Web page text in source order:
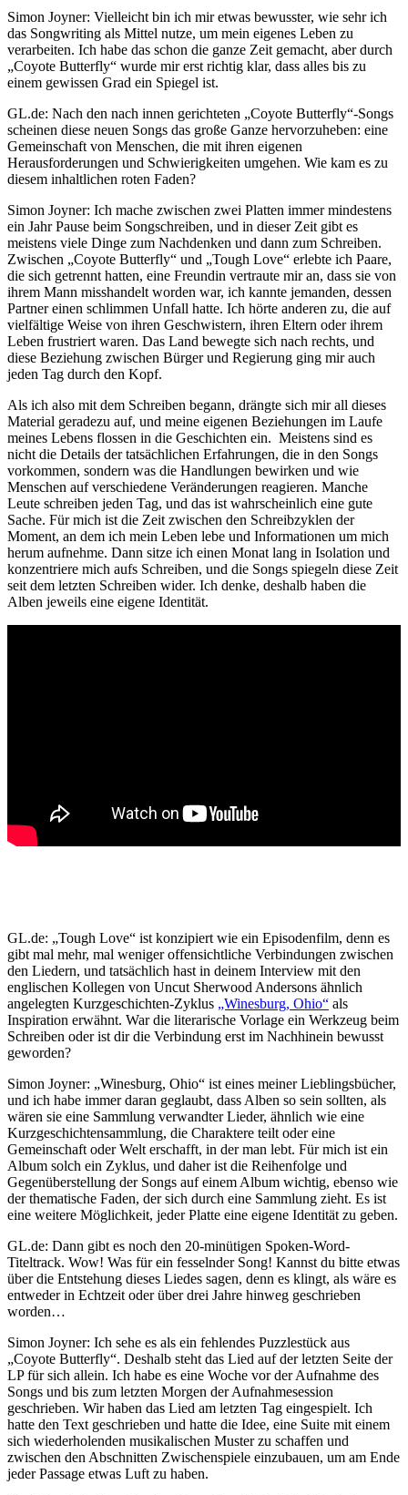
Simon Joyner: Vielleicht bin ich mir etwas bewusster, wie sehr ich
das Songwriting als Mittel nutze, um mein eigenes Leben zu
verarbeiten. Ich habe das schon die ganze Zeit gemacht, aber durch
„Coyote Butterfly“ wurde mir erst richtig klar, dass alles bis zu
einem gewissen Grad ein Spiegel ist.
GL.de: Nach den nach innen gerichteten „Coyote Butterfly“-Songs
scheinen diese neuen Songs das große Ganze hervorzuheben: eine
Gemeinschaft von Menschen, die mit ihren eigenen
Herausforderungen und Schwierigkeiten umgehen. Wie kam es zu
diesem inhaltlichen roten Faden?
Simon Joyner: Ich mache zwischen zwei Platten immer mindestens
ein Jahr Pause beim Songschreiben, und in dieser Zeit gibt es
meistens viele Dinge zum Nachdenken und dann zum Schreiben.
Zwischen „Coyote Butterfly“ und „Tough Love“ erlebte ich Paare,
die sich getrennt hatten, eine Freundin vertraute mir an, dass sie von
ihrem Mann misshandelt worden war, ich kannte jemanden, dessen
Partner einen schlimmen Unfall hatte. Ich hörte anderen zu, die auf
vielfältige Weise von ihren Geschwistern, ihren Eltern oder ihrem
Leben frustriert waren. Das Land bewegte sich nach rechts, und
diese Beziehung zwischen Bürger und Regierung ging mir auch
jeden Tag durch den Kopf.
Als ich also mit dem Schreiben begann, drängte sich mir all dieses
Material geradezu auf, und meine eigenen Beziehungen im Laufe
meines Lebens flossen in die Geschichten ein. Meistens sind es
nicht die Details der tatsächlichen Erfahrungen, die in den Songs
vorkommen, sondern was die Handlungen bewirken und wie
Menschen auf verschiedene Veränderungen reagieren. Manche
Leute schreiben jeden Tag, und das ist wahrscheinlich eine gute
Sache. Für mich ist die Zeit zwischen den Schreibzyklen der
Moment, an dem ich mein Leben lebe und Informationen um mich
herum aufnehme. Dann sitze ich einen Monat lang in Isolation und
konzentriere mich aufs Schreiben, und die Songs spiegeln diese Zeit
seit dem letzten Schreiben wider. Ich denke, deshalb haben die
Alben jeweils eine eigene Identität.
GL.de: „Tough Love“ ist konzipiert wie ein Episodenfilm, denn es
gibt mal mehr, mal weniger offensichtliche Verbindungen zwischen
den Liedern, und tatsächlich hast in deinem Interview mit den
englischen Kollegen von Uncut Sherwood Andersons ähnlich
angelegten Kurzgeschichten-Zyklus „Winesburg, Ohio“ als
Inspiration erwähnt. War die literarische Vorlage ein Werkzeug beim
Schreiben oder ist dir die Verbindung erst im Nachhinein bewusst
geworden?
Simon Joyner: „Winesburg, Ohio“ ist eines meiner Lieblingsbücher,
und ich habe immer daran geglaubt, dass Alben so sein sollten, als
wären sie eine Sammlung verwandter Lieder, ähnlich wie eine
Kurzgeschichtensammlung, die Charaktere teilt oder eine
Gemeinschaft oder Welt erschafft, in der man lebt. Für mich ist ein
Album solch ein Zyklus, und daher ist die Reihenfolge und
Gegenüberstellung der Songs auf einem Album wichtig, ebenso wie
der thematische Faden, der sich durch eine Sammlung zieht. Es ist
eine weitere Möglichkeit, jeder Platte eine eigene Identität zu geben.
GL.de: Dann gibt es noch den 20-minütigen Spoken-Word-
Titeltrack. Wow! Was für ein fesselnder Song! Kannst du bitte etwas
über die Entstehung dieses Liedes sagen, denn es klingt, als wäre es
entweder in Echtzeit oder über drei Jahre hinweg geschrieben
worden…
Simon Joyner: Ich sehe es als ein fehlendes Puzzlestück aus
„Coyote Butterfly“. Deshalb steht das Lied auf der letzten Seite der
LP für sich allein. Ich habe es eine Woche vor der Aufnahme des
Songs und bis zum letzten Morgen der Aufnahmesession
geschrieben. Wir haben das Lied am letzten Tag eingespielt. Ich
hatte den Text geschrieben und hatte die Idee, eine Suite mit einem
sich wiederholenden musikalischen Muster zu schaffen und
zwischen den Abschnitten Zwischenspiele einzubauen, um am Ende
jeder Passage etwas Luft zu haben.